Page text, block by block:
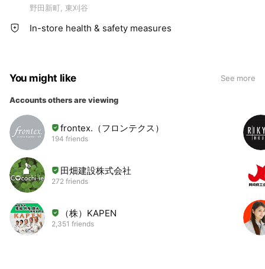
野田新町, 東刈谷
In-store health & safety measures
You might like See more
Accounts others are viewing
frontex.（フロンテクス）
194 friends
田畑建設株式会社
272 friends
（株）KAPEN
2,351 friends